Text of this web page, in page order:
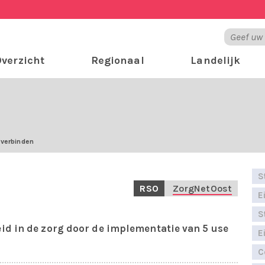
Regionaal Landelijk
RSO ZorgNetOost
in de zorg door de implementatie van 5 use